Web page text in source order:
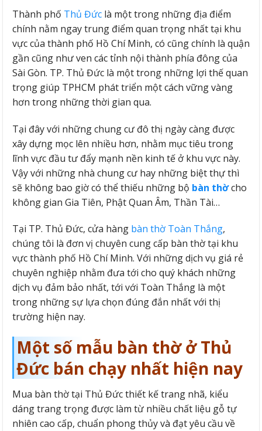
Thành phố Thủ Đức là một trong những địa điểm
chính nằm ngay trung điểm quan trọng nhất tại khu
vực của thành phố Hồ Chí Minh, có cũng chính là quận
gần cũng như ven các tỉnh nội thành phía đông của
Sài Gòn. TP. Thủ Đức là một trong những lợi thế quan
trọng giúp TPHCM phát triển một cách vững vàng
hơn trong những thời gian qua.
Tại đây với những chung cư đô thị ngày càng được
xây dựng mọc lên nhiều hơn, nhằm mục tiêu trong
lĩnh vực đầu tư đẩy mạnh nền kinh tế ở khu vực này.
Vậy với những nhà chung cư hay những biệt thự thì
sẽ không bao giờ có thể thiếu những bộ bàn thờcho
không gian Gia Tiên, Phật Quan Âm, Thần Tài…
Tại TP. Thủ Đức, cửa hàng bàn thờ Toàn Thắng,
chúng tôi là đơn vị chuyên cung cấp bàn thờ tại khu
vực thành phố Hồ Chí Minh. Với những dịch vụ giá rẻ
chuyên nghiệp nhằm đưa tới cho quý khách những
dịch vụ đảm bảo nhất, tới với Toàn Thắng là một
trong những sự lựa chọn đúng đắn nhất với thị
trường hiện nay.
Một số mẫu bàn thờ ở Thủ
Đức bán chạy nhất hiện nay
Mua bàn thờ tại Thủ Đức thiết kế trang nhã, kiểu
dáng trang trọng được làm từ nhiều chất liệu gỗ tự
nhiên cao cấp, chuẩn phong thủy và đạt yêu cầu về